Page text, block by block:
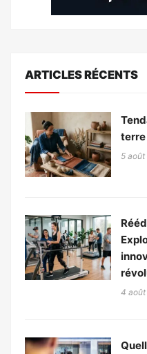
ARTICLES RÉCENTS
terre
5
4